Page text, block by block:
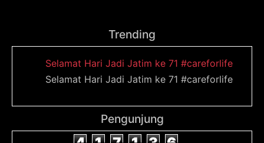
Trending
Selamat Hari Jadi Jatim ke 71 #careforlife
Selamat Hari Jadi Jatim ke 71 #careforlife
Pengunjung